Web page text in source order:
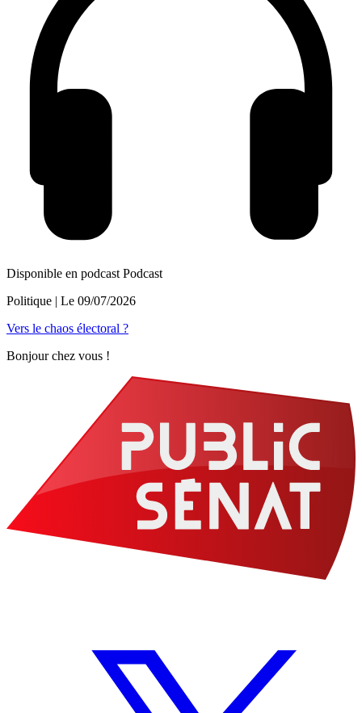
Disponible en podcast Podcast
Politique | Le 09/07/2026
Vers le chaos électoral ?
Bonjour chez vous !